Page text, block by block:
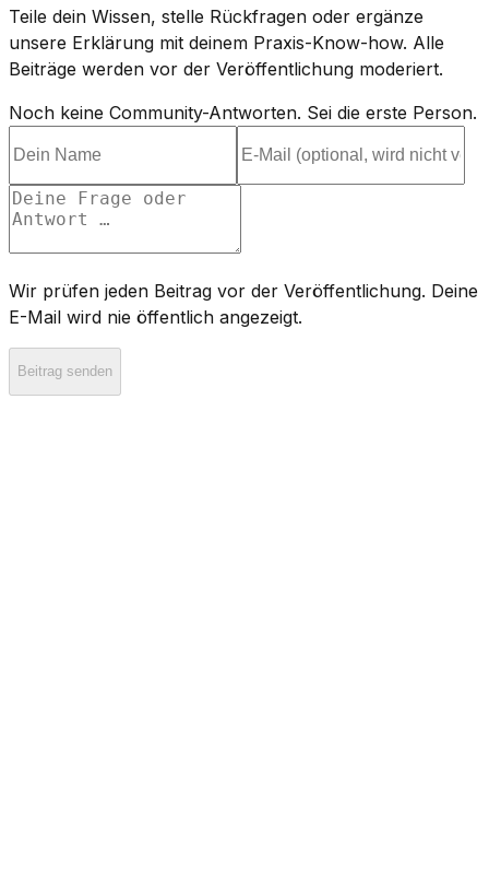
Teile dein Wissen, stelle Rückfragen oder ergänze
unsere Erklärung mit deinem Praxis-Know-how. Alle
Beiträge werden vor der Veröffentlichung moderiert.
Noch keine Community-Antworten. Sei die erste Person.
Wir prüfen jeden Beitrag vor der Veröffentlichung. Deine
E-Mail wird nie öffentlich angezeigt.
Beitrag senden